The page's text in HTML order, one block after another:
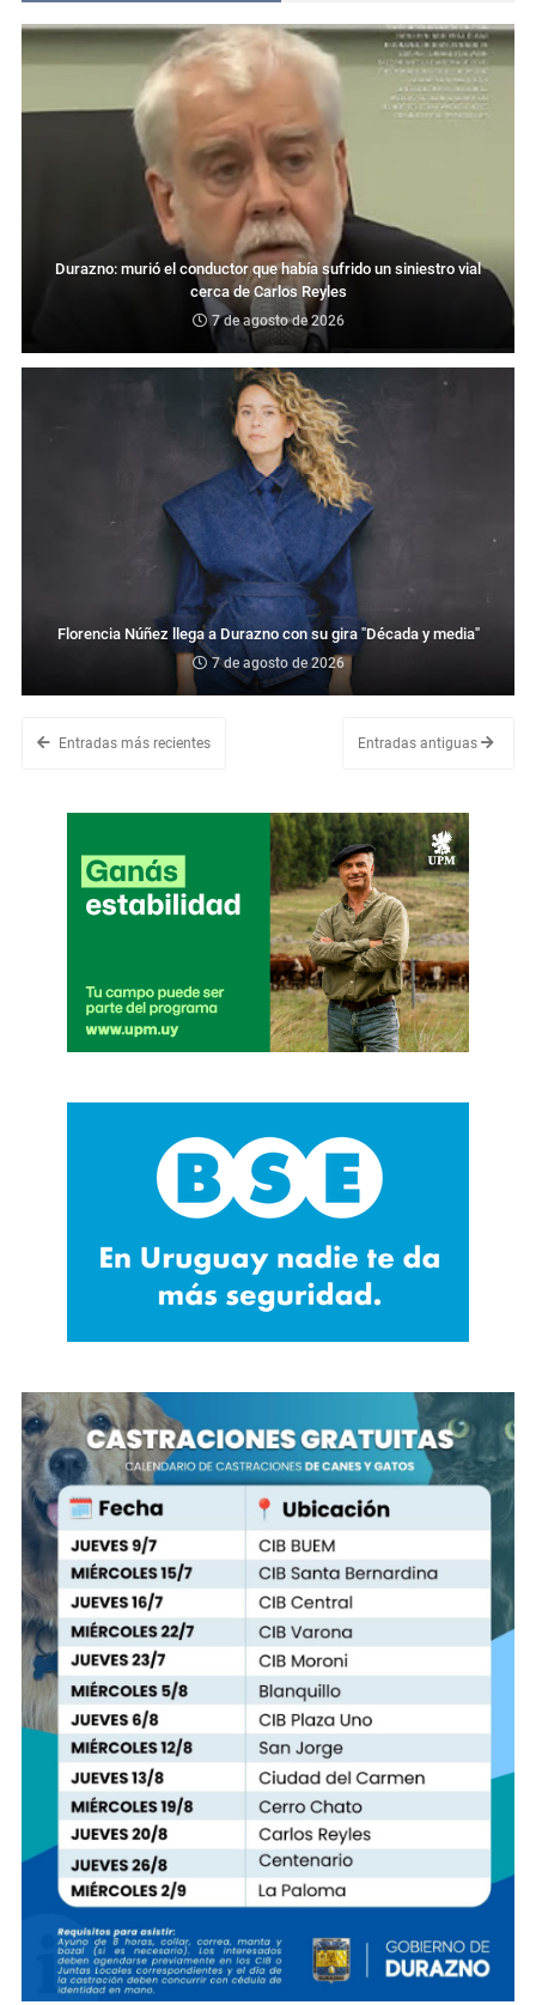
Durazno: murió el conductor que había sufrido un siniestro vial
cerca de Carlos Reyles
7 de agosto de 2026
Florencia Núñez llega a Durazno con su gira "Década y media"
7 de agosto de 2026
Entradas más recientes Entradas antiguas